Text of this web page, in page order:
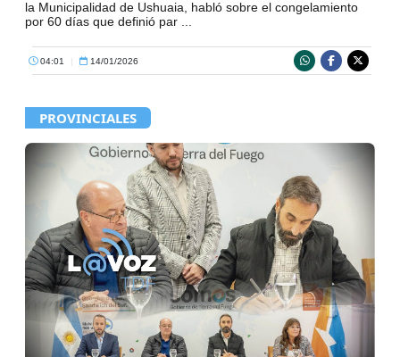
la Municipalidad de Ushuaia, habló sobre el congelamiento
por 60 días que definió par ...
04:01 | 14/01/2026
PROVINCIALES